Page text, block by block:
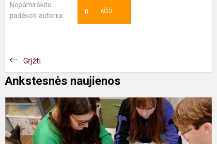
Nepamirškite
padėkoti autoriui
AČIŪ
0
Grįžti
Ankstesnės naujienos